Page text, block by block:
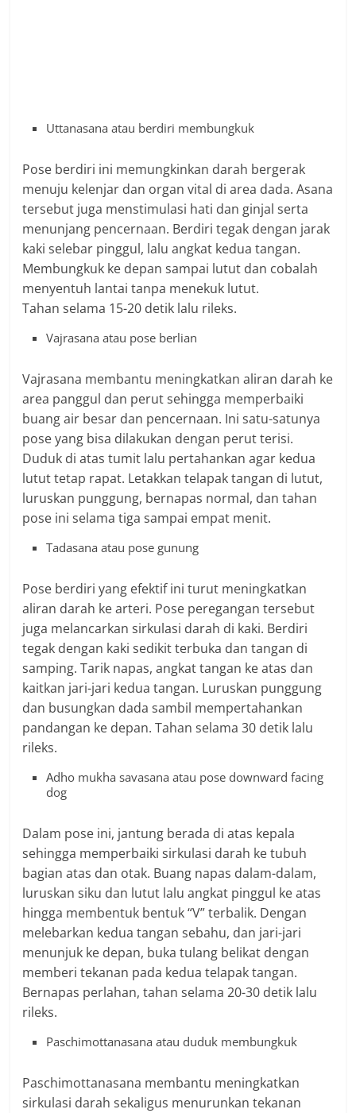
Uttanasana atau berdiri membungkuk
Pose berdiri ini memungkinkan darah bergerak
menuju kelenjar dan organ vital di area dada. Asana
tersebut juga menstimulasi hati dan ginjal serta
menunjang pencernaan. Berdiri tegak dengan jarak
kaki selebar pinggul, lalu angkat kedua tangan.
Membungkuk ke depan sampai lutut dan cobalah
menyentuh lantai tanpa menekuk lutut.
Tahan selama 15-20 detik lalu rileks.
Vajrasana atau pose berlian
Vajrasana membantu meningkatkan aliran darah ke
area panggul dan perut sehingga memperbaiki
buang air besar dan pencernaan. Ini satu-satunya
pose yang bisa dilakukan dengan perut terisi.
Duduk di atas tumit lalu pertahankan agar kedua
lutut tetap rapat. Letakkan telapak tangan di lutut,
luruskan punggung, bernapas normal, dan tahan
pose ini selama tiga sampai empat menit.
Tadasana atau pose gunung
Pose berdiri yang efektif ini turut meningkatkan
aliran darah ke arteri. Pose peregangan tersebut
juga melancarkan sirkulasi darah di kaki. Berdiri
tegak dengan kaki sedikit terbuka dan tangan di
samping. Tarik napas, angkat tangan ke atas dan
kaitkan jari-jari kedua tangan. Luruskan punggung
dan busungkan dada sambil mempertahankan
pandangan ke depan. Tahan selama 30 detik lalu
rileks.
Adho mukha savasana atau pose downward facing
dog
Dalam pose ini, jantung berada di atas kepala
sehingga memperbaiki sirkulasi darah ke tubuh
bagian atas dan otak. Buang napas dalam-dalam,
luruskan siku dan lutut lalu angkat pinggul ke atas
hingga membentuk bentuk “V” terbalik. Dengan
melebarkan kedua tangan sebahu, dan jari-jari
menunjuk ke depan, buka tulang belikat dengan
memberi tekanan pada kedua telapak tangan.
Bernapas perlahan, tahan selama 20-30 detik lalu
rileks.
Paschimottanasana atau duduk membungkuk
Paschimottanasana membantu meningkatkan
sirkulasi darah sekaligus menurunkan tekanan